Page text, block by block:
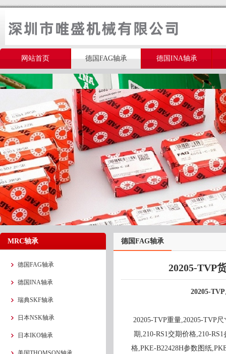
网站首页 德国FAG轴承 德国INA轴承
美国THOMSON轴承
MRC轴承
德国FAG轴承
德国INA轴承
瑞典SKF轴承
日本NSK轴承
日本IKO轴承
德国FAG轴承
20205-TVP
20205-TVP
20205-TVP重量,20205-TVP
期,210-RS1交期价格,210-
格,PKE-B22428H参数图纸